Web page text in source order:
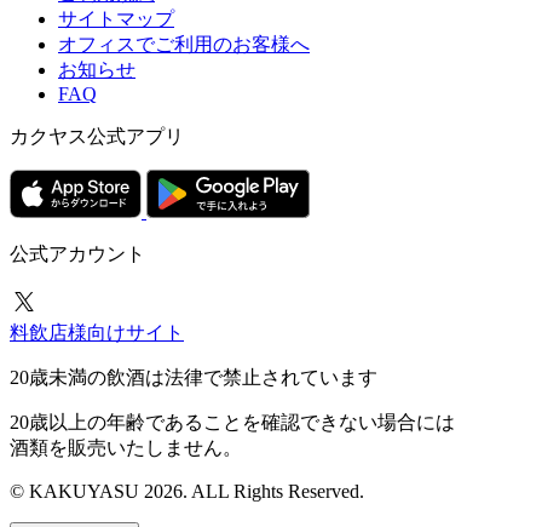
サイトマップ
オフィスでご利用のお客様へ
お知らせ
FAQ
カクヤス公式アプリ
公式アカウント
料飲店様向けサイト
20歳未満の飲酒は法律で禁止されています
20歳以上の年齢であることを確認できない場合には
酒類を販売いたしません。
© KAKUYASU 2026. ALL Rights Reserved.